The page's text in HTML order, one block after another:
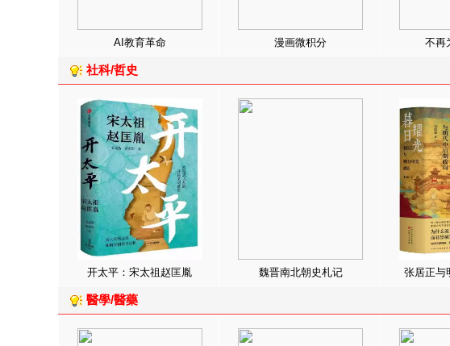
AI教育革命 漫画微积分 不再
社科/哲史
开太平：宋太祖赵匡胤 魏晋南北朝史札记 张居正与
醫學/醫藥